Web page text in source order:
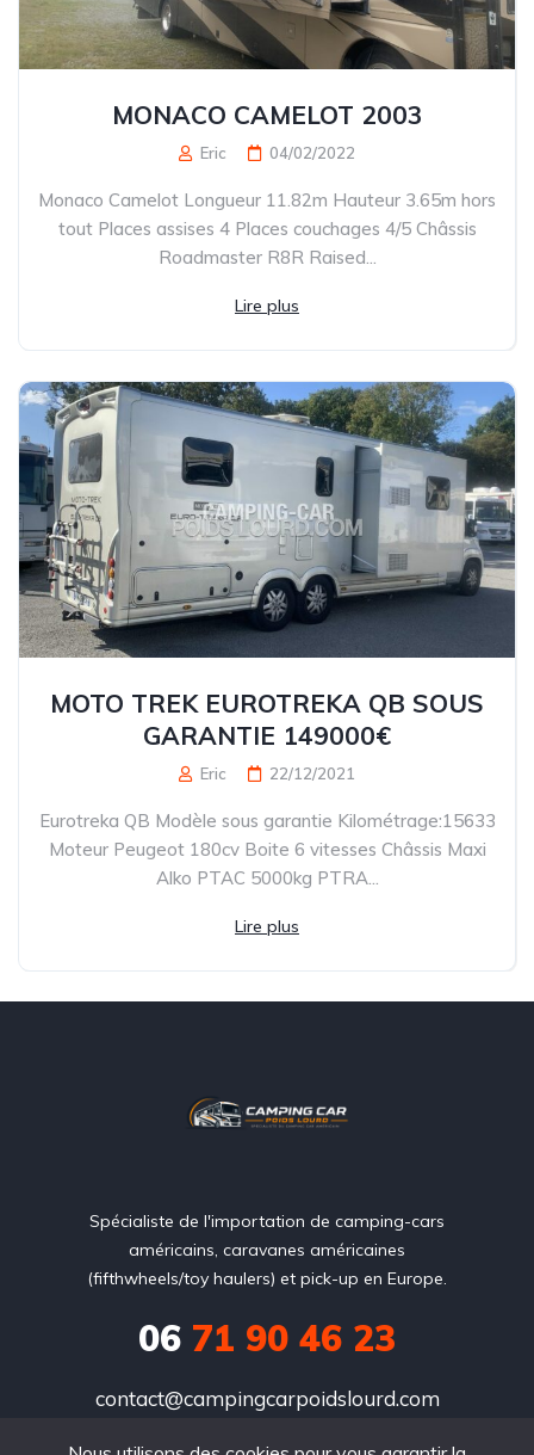
MONACO CAMELOT 2003
Eric 04/02/2022
Monaco Camelot Longueur 11.82m Hauteur 3.65m hors
tout Places assises 4 Places couchages 4/5 Châssis
Roadmaster R8R Raised...
Lire plus
MOTO TREK EUROTREKA QB SOUS
GARANTIE 149000€
Eric 22/12/2021
Eurotreka QB Modèle sous garantie Kilométrage:15633
Moteur Peugeot 180cv Boite 6 vitesses Châssis Maxi
Alko PTAC 5000kg PTRA...
Lire plus
Spécialiste de l'importation de camping-cars
américains, caravanes américaines
(fifthwheels/toy haulers) et pick-up en Europe.
06 71 90 46 23
contact@campingcarpoidslourd.com